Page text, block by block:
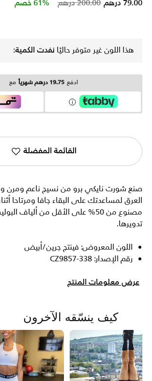
Price reduced from
200.00 درهم to 79.00 درهم 61% خصم
هذا اللون غير متوفر حاليًا نفدت الكمية:
ادفع 19.75 درهم شهرياً مع
القائمة المفضلة
صنع شورت نايكي برو من نسيج ناعم ومرن
العرق لمساعدتك على البقاء جافا ومرتاحا
مصنوع من 50% على الأقل من ألياف
تدويرها.
اللون المعروض: فينتج جرين/أبيض
رقم الإصدار: CZ9857-338
عرض معلومات المنتج